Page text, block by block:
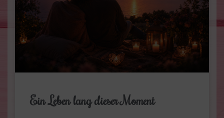
Ein Leben lang dieser Moment